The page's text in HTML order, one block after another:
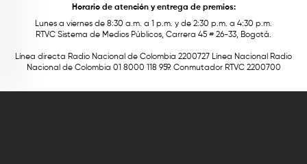
Horario de atención y entrega de premios:
Lunes a viernes de 8:30 a.m. a 1 p.m. y de 2:30 p.m. a 4:30 p.m.
RTVC Sistema de Medios Públicos, Carrera 45 # 26-33, Bogotá.
Línea directa Radio Nacional de Colombia 2200727 Línea Nacional Radio
Nacional de Colombia 01 8000 118 959. Conmutador RTVC 2200700